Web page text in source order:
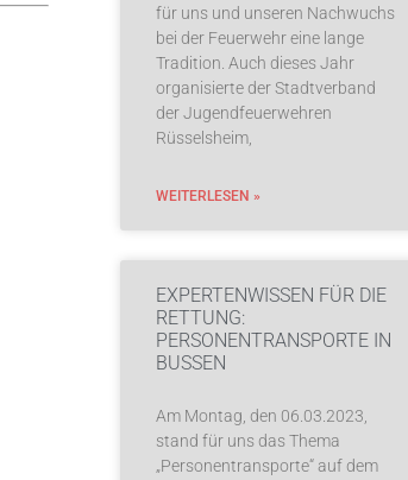
für uns und unseren Nachwuchs
bei der Feuerwehr eine lange
Tradition. Auch dieses Jahr
organisierte der Stadtverband
der Jugendfeuerwehren
Rüsselsheim,
WEITERLESEN »
EXPERTENWISSEN FÜR DIE
RETTUNG:
PERSONENTRANSPORTE IN
BUSSEN
Am Montag, den 06.03.2023,
stand für uns das Thema
„Personentransporte“ auf dem